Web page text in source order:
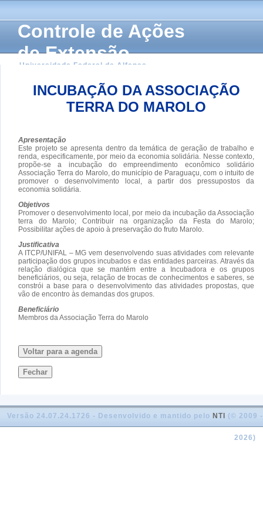
Controle de Ações
de Extensão
Universidade Federal de Alfenas
INCUBAÇÃO DA ASSOCIAÇÃO
TERRA DO MAROLO
Apresentação
Este projeto se apresenta dentro da temática de geração de trabalho e
renda, especificamente, por meio da economia solidária. Nesse contexto,
propõe-se a incubação do empreendimento econômico solidário
Associação Terra do Marolo, do município de Paraguaçu, com o intuito de
promover o desenvolvimento local, a partir dos pressupostos da
economia solidária.
Objetivos
Promover o desenvolvimento local, por meio da incubação da Associação
terra do Marolo; Contribuir na organização da Festa do Marolo;
Possibilitar ações de apoio à preservação do fruto Marolo.
Justificativa
A ITCP/UNIFAL – MG vem desenvolvendo suas atividades com relevante
participação dos grupos incubados e das entidades parceiras. Através da
relação dialógica que se mantém entre a Incubadora e os grupos
beneficiários, ou seja, relação de trocas de conhecimentos e saberes, se
constrói a base para o desenvolvimento das atividades propostas, que
vão de encontro às demandas dos grupos.
Beneficiário
Membros da Associação Terra do Marolo
Voltar para a agenda
Fechar
Versão 24.07.24.1726 - Desenvolvido e mantido pelo NTI (© 2009 -
2026)